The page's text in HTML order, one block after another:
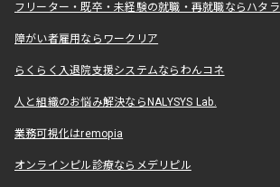
フリーター・既卒・未経験の就職・再就職ならハタ
障がい者雇用ならワークリア
らくらく入退院支援システムならわんコネ
人と組織のお悩み解決ならNALYSYS Lab.
業務可視化はremopia
オンラインピル診療ならメデリピル